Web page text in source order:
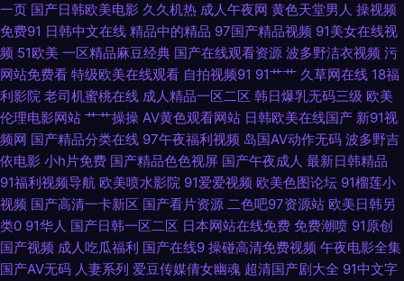
99国产er热视频 91在线视频网站总站 A片无码一区日韩 超碰在线进入91 国
产自产精品 国产一级无毛不卡 国产精品九九热久久 九一草草 后入白丝 亚洲
日韩天美 91国视频 91大神在线视频看看 91露胸 91麻豆传媒国产大片 91豆
花官网 1024视频国产 91次元免费视频 91黄色变态视频 91福利视频广场 91
超碰资源站 91爱爱在线影院 91老司机福利 91拍拍视频 91蜜桃在线观看 91
国产精品操笔 91社区男人的天堂 91伪娘在线播放 91淫片电影安装 91视频观
一页 国产日韩欧美电影 久久机热 成人午夜网 黄色天堂男人 操视频
免费91 日韩中文在线 精品中的精品 97国产精品视频 91美女在线视
频 51欧美 一区精品麻豆经典 国产在线观看资源 波多野洁衣视频 污
网站免费看 特级欧美在线观看 自拍视频91 91艹艹 久草网在线 18福
利影院 老司机蜜桃在线 成人精品一区二区 韩日爆乳无码三级 欧美
伦理电影网站 艹艹操操 AV黄色观看网站 日韩欧美在线国产 新91视
频网 国产精品分类在线 97午夜福利视频 岛国AV动作无码 波多野吉
依电影 小h片免费 国产精品色色视屏 国产午夜成人 最新日韩精品
91福利视频导航 欧美喷水影院 91爱爱视频 欧美色图论坛 91榴莲小
视频 国产高清一卡新区 国产看片资源 二色吧97资源站 欧美日韩另
类0 91华人 国产日韩一区二区 日本网站在线免费 免费潮喷 91原创
国产视频 成人吃瓜福利 国产在线9 操碰高清免费视频 午夜电影全集
国产AV无码 人妻系列 爱豆传媒倩女幽魂 超清国产剧大全 91中文字